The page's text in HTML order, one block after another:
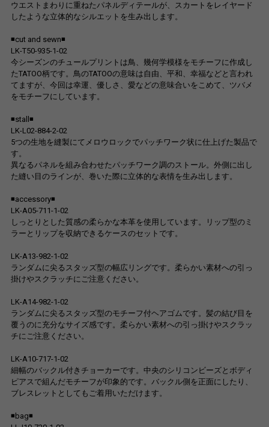
ウエストまわりに重ねたパネルディテールが、スカートをレイヤード
したような立体的なシルエットを生み出します。
◾️cut and sewn◾️
LK-T50-935-1-02
今シーズンのチュールプリントは鳥、幾何学模様をモチーフに作成し
たTATOO柄です。鳥のTATOOの意味は自由、平和、幸福などと言われ
てますが、今回は幸運、優しさ、愛などの意味合いをこめて、ツバメ
をモチーフにしています。
◾️stall◾️
LK-L02-884-2-02
5つの生地を縫製にてメロウロックでパッチワーク状に仕上げた製品で
す。
異なるパネルを組み合わせたパッチワーク調のストール。外側に出し
た縫い目のラインが、巻いた際に立体的な表情を生み出します。
◾️accessory◾️
LK-A05-711-1-02
しっとりとした質感の柔らかな本革を使用しています。リップ型のミ
ラーとリップを収納できるケースのセットです。
LK-A13-982-1-02
ランダムに尖るスタッズ型の幅広リングです。柔らかい素材への引っ
掛けやスクラッチにご注意ください。
LK-A14-982-1-02
ランダムに尖るスタッズ型のモチーフ付ヘアゴムです。髪の結び目を
覆うのに充分なサイズ感です。柔らかい素材への引っ掛けやスクラッ
チにご注意ください。
LK-A10-717-1-02
細幅のバックル付きチョーカーです。中央のシリコンビーズとボディ
ピアスで組んだモチーフが印象的です。バックル側を正面にしたり、
ブレスレットとしてもご着用いただけます。
◾️bag◾️